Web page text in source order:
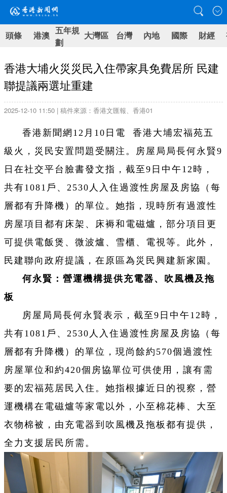
頭條 港澳 五年規
劃
大灣區 台灣 內地 國際 財經
香港大埔火災災民入住帶家具免費居所 民建
聯提議兩選址重建
2025-12-10 11:50 | 稿件來源：香港文匯報、香港01
香港新聞網12月10日電 香港大埔宏福苑五
級火，災民安置問題受關注。房屋局局長何永賢9
日在社交平台臉書發文指，截至9日中午12時，
共有1081戶、2530人入住過渡性房屋及房協（每
層都有升降機）的單位。她指，現時所有過渡性
房屋項目都有床架、床褥和電磁爐，部分項目更
可提供電飯煲、微波爐、雪櫃、電視等。此外，
民建聯向政府提議，在原區為災民興建新家園。
何永賢：營運機構提供充電器、吹風機及拖
板
房屋局局長何永賢表示，截至9日中午12時，
共有1081戶、2530人入住過渡性房屋及房協（每
層都有升降機）的單位，現尚餘約570個過渡性
房屋單位和約420個房協單位可供使用，讓有需
要的宏福苑居民入住。她指根據近日的視察，營
運機構在電磁爐等家電以外，小至棉花棒、大至
衣物棉被，由充電器到吹風機及拖板都有提供，
全力支援居民所需。